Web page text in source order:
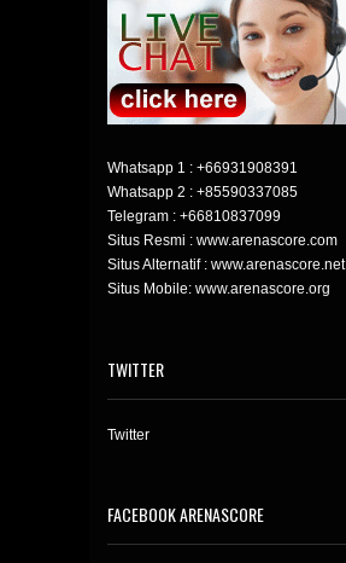
Whatsapp 1 : +66931908391
Whatsapp 2 : +85590337085
Telegram : +66810837099
Situs Resmi : www.arenascore.com
Situs Alternatif : www.arenascore.net
Situs Mobile: www.arenascore.org
TWITTER
Twitter
FACEBOOK ARENASCORE